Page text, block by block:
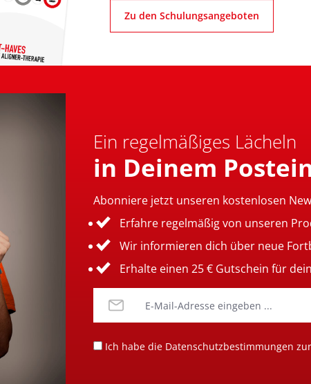
Zu den Schulungsangeboten
Ein regelmäßiges Lächeln
in Deinem
Abonniere jetzt unseren kostenlosen
Erfahre regelmäßig von unseren
Wir informieren dich über neue
Erhalte einen 25 € Gutschein für
Ich habe die Datenschutzbestimmungen